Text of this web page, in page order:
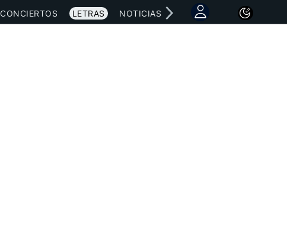
CONCIERTOS LETRAS NOTICIAS